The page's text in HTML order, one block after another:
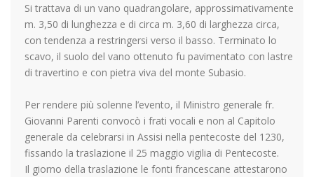
Si trattava di un vano quadrangolare, approssimativamente
m. 3,50 di lunghezza e di circa m. 3,60 di larghezza circa,
con tendenza a restringersi verso il basso. Terminato lo
scavo, il suolo del vano ottenuto fu pavimentato con lastre
di travertino e con pietra viva del monte Subasio.
Per rendere più solenne l’evento, il Ministro generale fr.
Giovanni Parenti convocò i frati vocali e non al Capitolo
generale da celebrarsi in Assisi nella pentecoste del 1230,
fissando la traslazione il 25 maggio vigilia di Pentecoste.
Il giorno della traslazione le fonti francescane attestarono